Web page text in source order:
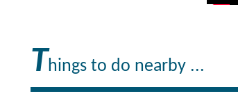
Things to do nearby ...